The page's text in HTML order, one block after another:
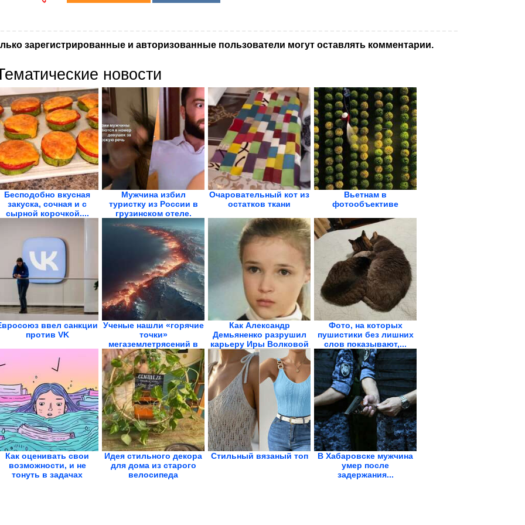
зарегистрированные и авторизованные пользователи могут оставлять комментарии.
новости
Бесподобно вкусная
закуска, сочная и с
сырной корочкой....
Мужчина избил
туристку из России в
грузинском отеле.
«Вы...
Очаровательный кот из
остатков ткани
Вьетнам в
фотообъективе
ввел санкции
против VK
Ученые нашли «горячие
точки»
мегаземлетрясений в
России....
Как Александр
Демьяненко разрушил
карьеру Иры Волковой
Фото, на которых
пушистики без лишних
слов показывают,...
Как оценивать свои
возможности, и не
тонуть в задачах
Идея стильного декора
для дома из старого
велосипеда
Стильный вязаный топ
В Хабаровске мужчина
умер после
задержания...